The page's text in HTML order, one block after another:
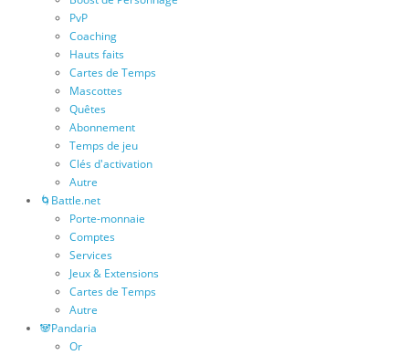
PvP
Coaching
Hauts faits
Cartes de Temps
Mascottes
Quêtes
Abonnement
Temps de jeu
Clés d'activation
Autre
🌀Battle.net
Porte-monnaie
Comptes
Services
Jeux & Extensions
Cartes de Temps
Autre
🐼Pandaria
Or